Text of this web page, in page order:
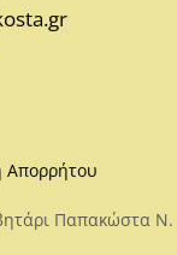
Απορρήτου
Παπακώστα N.